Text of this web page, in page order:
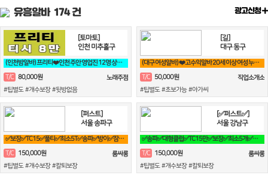
유흥알바 174 건 광고신청
[토마토]
인천 미추홀구
(인천밤알바) 프리티❤️인천 주안 영업진 12명 상주중 (24시간 영업)❤️
T/C 80,000원
노래주점
#팁별도 #개수보장 #뒷방없음
[길]
대구 동구
(대구 여성알바) ❤️고수익알바 20세 이상 여성 누구나 비밀보장❤️
T/C 50,000원
직업소개소
#팁별도 #초보가능 #아가씨
[퍼스트]
서울 송파구
✅보장✅TC15✅풀티✅최소5T✅송파✅방이✅잠실✅석촌✅강남역삼✅선릉
T/C
150,000원
룸싸롱
#팁별도 #개수보장 #칼퇴보장
[✅퍼스트✅]
서울 강남구
✅송파✅대형클럽✅TC15만✅보장✅최소5개✅송파✅방이✅잠실✅석촌✅강남✅역삼
T/C 150,000원
룸싸롱
#팁별도 #개수보장 #칼퇴보장